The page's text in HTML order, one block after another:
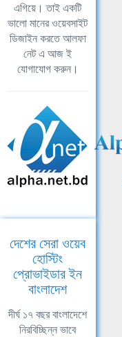
এগিয়ে। তাই একটি
ভালো মানের ওয়েবসাইট
ডিজাইন করতে আলফা
নেট এ আজ ই
যোগাযোগ করুন।
দেশের সেরা ওয়েব
হোস্টিং
প্রোভাইডার ইন
বাংলাদেশ
দীর্ঘ ১৭ বছর বাংলাদেশে
নিরবিচ্ছিন্ন ভাবে